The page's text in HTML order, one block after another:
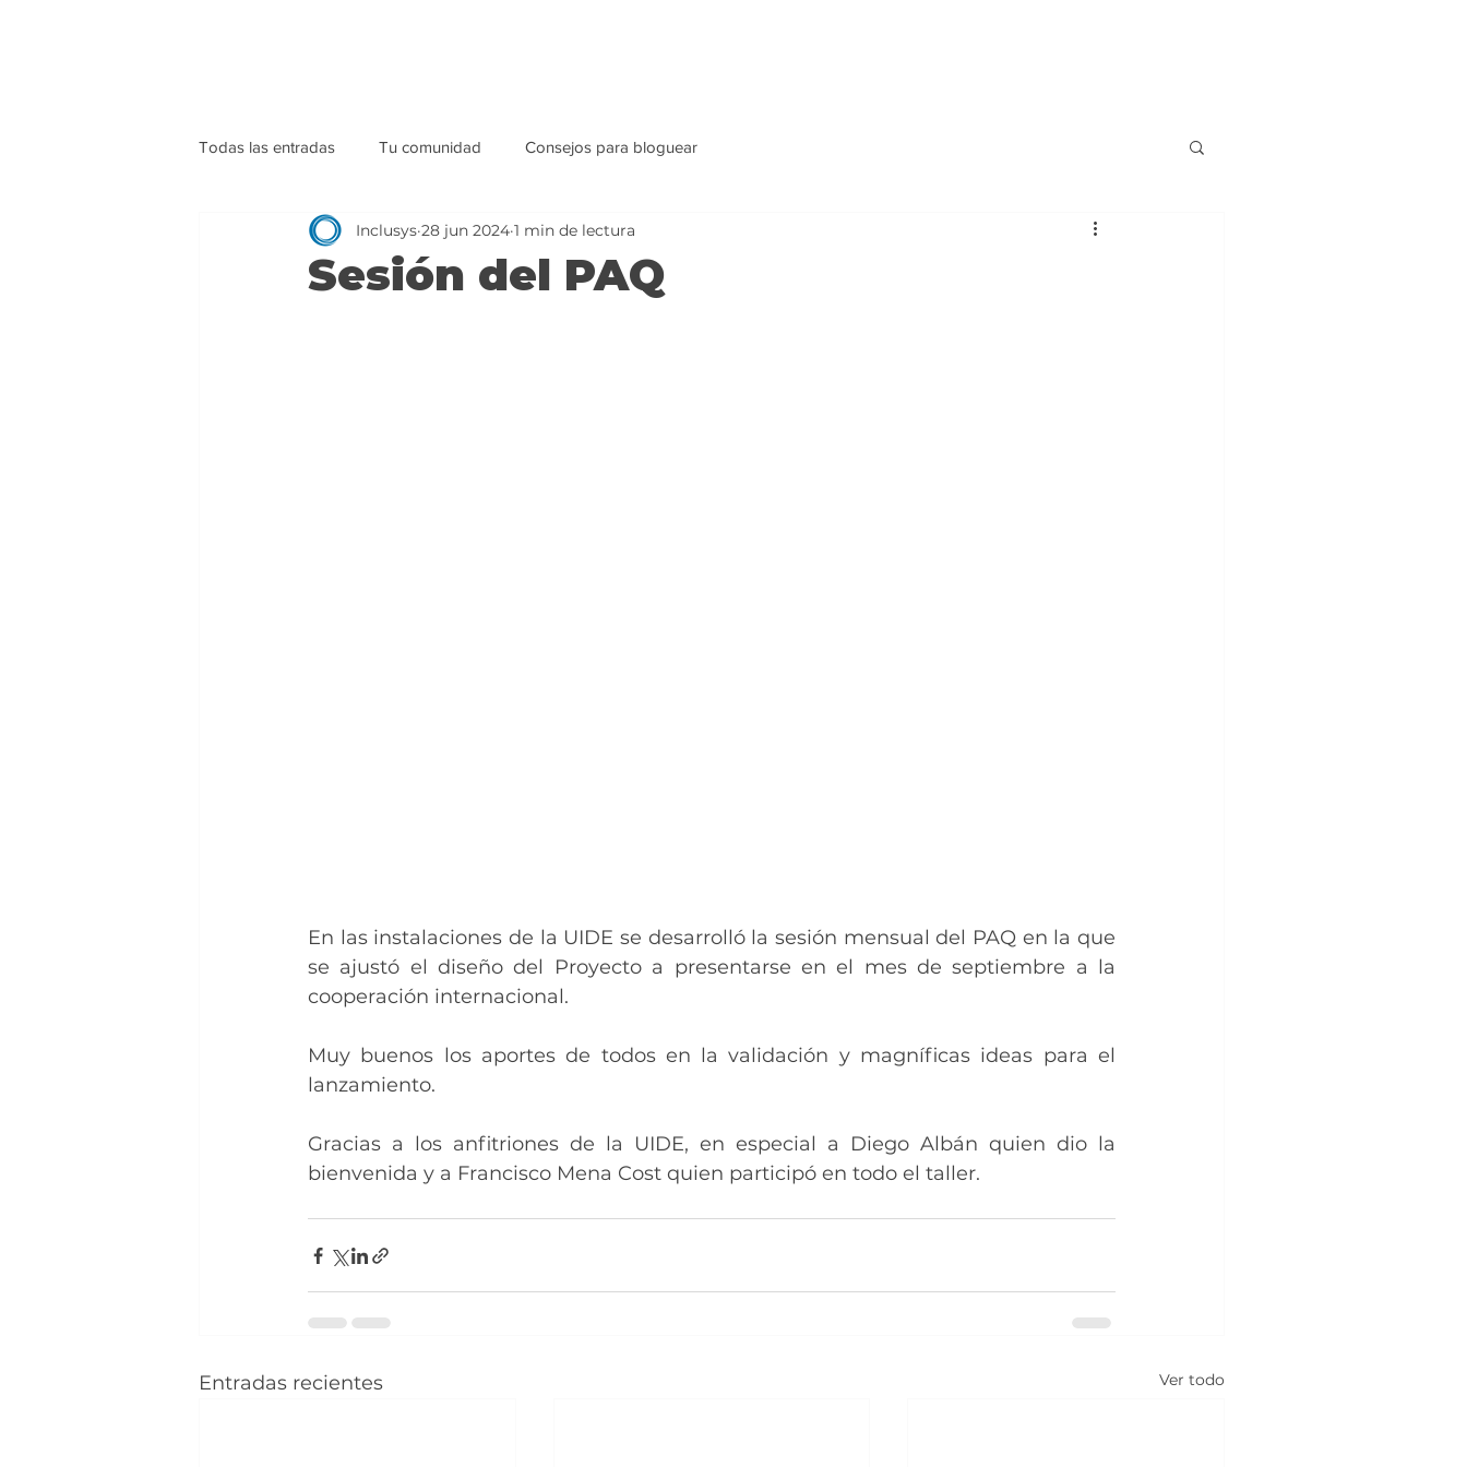
Todas las entradas Tu comunidad Consejos para bloguear
Sesión del PAQ
Inclusys 28 jun 2024 1 min de lectura
En las instalaciones de la UIDE se desarrolló la sesión mensual del PAQ en la que
se ajustó el diseño del Proyecto a presentarse en el mes de septiembre a la
cooperación internacional.
Muy buenos los aportes de todos en la validación y magníficas ideas para el
lanzamiento.
Gracias a los anfitriones de la UIDE, en especial a Diego Albán quien dio la
bienvenida y a Francisco Mena Cost quien participó en todo el taller.
Entradas recientes Ver todo